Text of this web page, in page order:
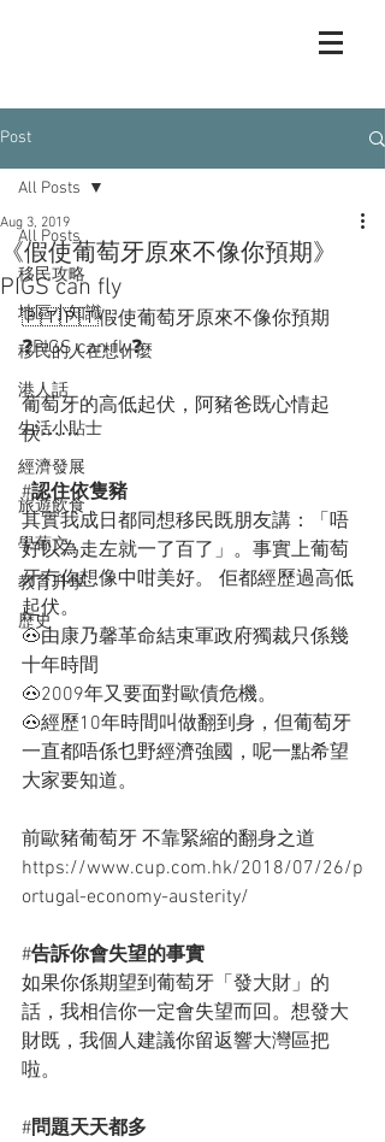
Post
All Posts
移民攻略
地區小知識
移民的人在想什麼
港人話
生活小貼士
經濟發展
旅遊飲食
學葡文
教育升學
歷史
All Posts
《假使葡萄牙原來不像你預期》
PIGS can fly
Aug 3, 2019
🇵🇹🇵🇹假使葡萄牙原來不像你預期
❓PIGS can fly❓
葡萄牙的高低起伏，阿豬爸既心情起
伏⋯⋯
#認住依隻豬
其實我成日都同想移民既朋友講：「唔
好以為走左就一了百了」。事實上葡萄
牙冇你想像中咁美好。 佢都經歷過高低
起伏。
🐽由康乃馨革命結束軍政府獨裁只係幾
十年時間
🐽2009年又要面對歐債危機。
🐽經歷10年時間叫做翻到身，但葡萄牙
一直都唔係乜野經濟強國，呢一點希望
大家要知道。
前歐豬葡萄牙 不靠緊縮的翻身之道
https://www.cup.com.hk/2018/07/26/p
ortugal-economy-austerity/
#告訴你會失望的事實
如果你係期望到葡萄牙「發大財」的
話，我相信你一定會失望而回。想發大
財既，我個人建議你留返響大灣區把
啦。
#問題天天都多